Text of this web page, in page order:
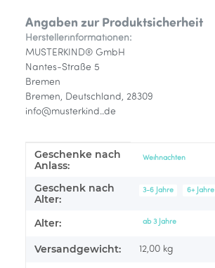
Angaben zur Produktsicherheit
Herstellerinformationen:
MUSTERKIND® GmbH
Nantes-Straße 5
Bremen
Bremen, Deutschland, 28309
info@musterkind..de
Produkteigenschaft
Wert
Geschenke nach
Anlass:
Weihnachten
Geschenk nach
Alter:
3-6 Jahre 6+ Jahre
Alter: ab 3 Jahre
Versandgewicht: 12,00 kg